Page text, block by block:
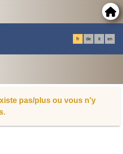
fr de it en
pas/plus ou vous n'y